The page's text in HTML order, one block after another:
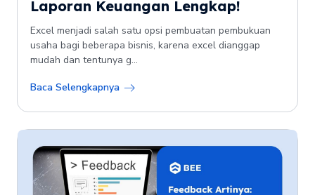
Laporan Keuangan Lengkap!
Excel menjadi salah satu opsi pembuatan pembukuan
usaha bagi beberapa bisnis, karena excel dianggap
mudah dan tentunya g...
Baca Selengkapnya